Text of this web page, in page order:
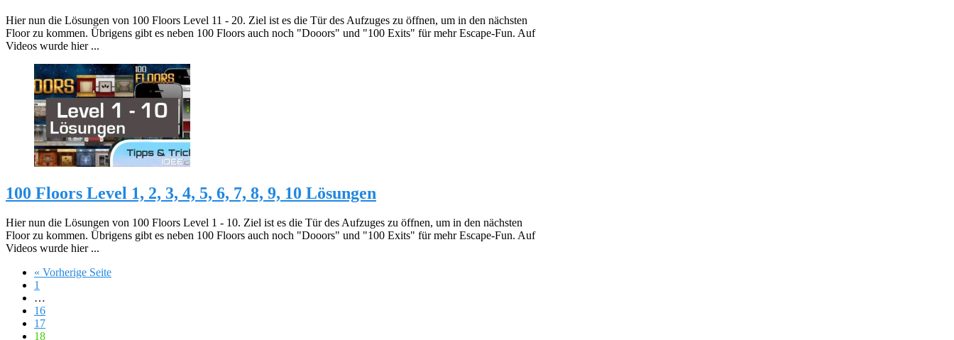
Hier nun die Lösungen von 100 Floors Level 11 - 20. Ziel ist es die Tür des Aufzuges zu öffnen, um in den nächsten
Floor zu kommen. Übrigens gibt es neben 100 Floors auch noch "Dooors" und "100 Exits" für mehr Escape-Fun. Auf
Videos wurde hier ...
100 Floors Level 1, 2, 3, 4, 5, 6, 7, 8, 9, 10 Lösungen
Hier nun die Lösungen von 100 Floors Level 1 - 10. Ziel ist es die Tür des Aufzuges zu öffnen, um in den nächsten
Floor zu kommen. Übrigens gibt es neben 100 Floors auch noch "Dooors" und "100 Exits" für mehr Escape-Fun. Auf
Videos wurde hier ...
« Vorherige Seite
1
…
16
17
18